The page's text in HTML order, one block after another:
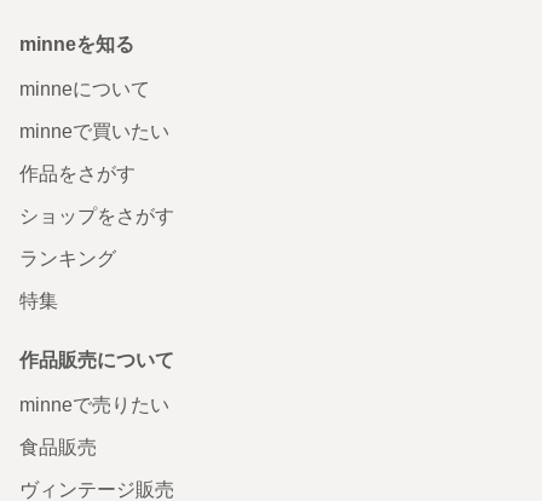
minneを知る
minneについて
minneで買いたい
作品をさがす
ショップをさがす
ランキング
特集
作品販売について
minneで売りたい
食品販売
ヴィンテージ販売